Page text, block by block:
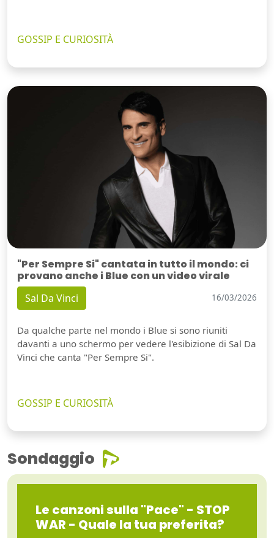
GOSSIP E CURIOSITÀ
"Per Sempre Si" cantata in tutto il mondo: ci
provano anche i Blue con un video virale
Sal Da Vinci 16/03/2026
Da qualche parte nel mondo i Blue si sono riuniti
davanti a uno schermo per vedere l'esibizione di Sal Da
Vinci che canta "Per Sempre Si".
GOSSIP E CURIOSITÀ
Sondaggio
Le canzoni sulla "Pace" - STOP
WAR - Quale la tua preferita?